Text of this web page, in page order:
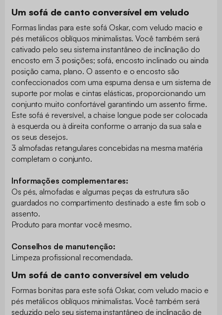
Um sofá de canto conversível em veludo
Formas lindas para este sofá Oskar, com veludo macio e
pés metálicos oblíquos minimalistas. Você também será
cativado pelo seu sistema instantâneo de inclinação do
encosto em 3 posições; sofá, encosto inclinado ou ainda
posição cama, plano. O assento e o encosto são
confeccionados com uma espuma densa e um sistema de
suporte por molas e cintas elásticas, proporcionando um
conjunto muito confortável garantindo um assento firme.
Este sofá é reversível, a chaise longue pode ser colocada
à esquerda ou à direita conforme o arranjo da sua sala e
os seus desejos.
3 almofadas retangulares concebidas na mesma matéria
completam o conjunto.
Informações complementares:
Os pés, almofadas e algumas peças da estrutura são
guardados no compartimento destinado a este fim sob o
assento.
Produto para montar você mesmo.
Conselhos de manutenção:
Limpeza profissional recomendada.
Um sofá de canto conversível em veludo
Formas bonitas para este sofá Oskar, com veludo macio e
pés metálicos oblíquos minimalistas. Você também será
seduzido pelo seu sistema instantâneo de inclinação de